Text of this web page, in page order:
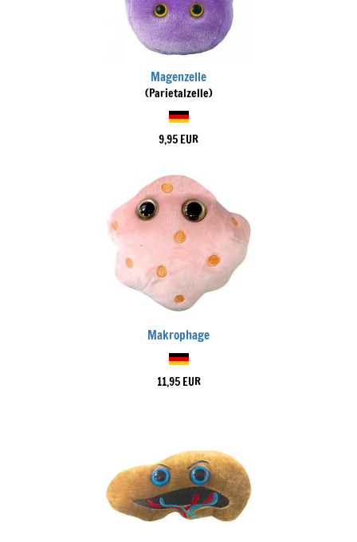
Magenzelle
(Parietalzelle)
9,95 EUR
Makrophage
11,95 EUR